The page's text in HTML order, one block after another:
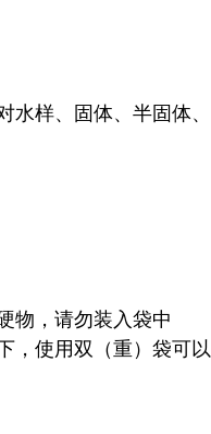
样、固体、半固体、
物，请勿装入袋中
，使用双（重）袋可以